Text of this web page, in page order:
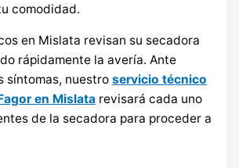
comodidad.
en Mislata revisan su secadora
rápidamente la avería. Ante
síntomas, nuestro servicio técnico
en Mislatarevisará cada uno
de la secadora para proceder a